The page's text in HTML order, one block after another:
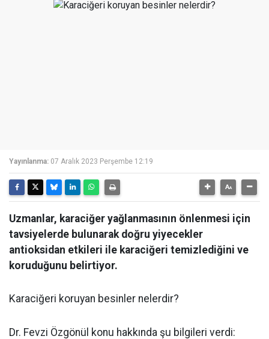
Yayınlanma: 07 Aralık 2023 Perşembe 12:19
Uzmanlar, karaciğer yağlanmasının önlenmesi için
tavsiyelerde bulunarak doğru yiyecekler
antioksidan etkileri ile karaciğeri temizlediğini ve
koruduğunu belirtiyor.
Karaciğeri koruyan besinler nelerdir?
Dr. Fevzi Özgönül konu hakkında şu bilgileri verdi: